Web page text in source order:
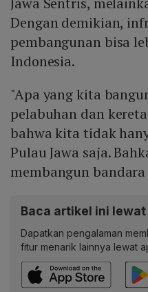
Dengan demikian,
pembangunan bisa
Indonesia.
"Apa yang kita
pelabuhan dan
bahwa kita tidak
Pulau Jawa saja.
membangun
Baca artikel ini
Dapatkan pengalaman
fitur menarik lainnya lewat